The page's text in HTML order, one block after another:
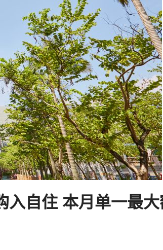
入自住 本月单一最